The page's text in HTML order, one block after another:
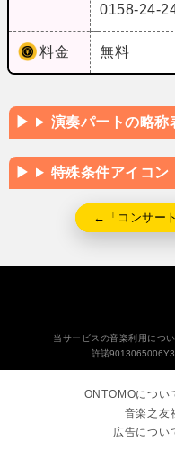
0158-24-
料金 無料
演奏パートの略称
特殊条件アイコン
←「コンサー
当サービスの音楽利用につ
許諾
ONTOMOについ
音楽之友
広告につい